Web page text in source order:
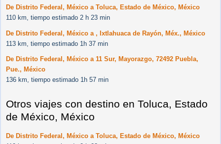
De Distrito Federal, México a Toluca, Estado de México, México
110 km, tiempo estimado 2 h 23 min
De Distrito Federal, México a , Ixtlahuaca de Rayón, Méx., México
113 km, tiempo estimado 1h 37 min
De Distrito Federal, México a 11 Sur, Mayorazgo, 72492 Puebla,
Pue., México
136 km, tiempo estimado 1h 57 min
Otros viajes con destino en Toluca, Estado
de México, México
De Distrito Federal, México a Toluca, Estado de México, México